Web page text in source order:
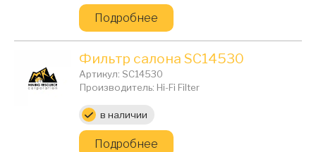
Подробнее
Фильтр салона SC14530
Артикул: SC14530
Производитель: Hi-Fi Filter
Цена:в наличии
Подробнее